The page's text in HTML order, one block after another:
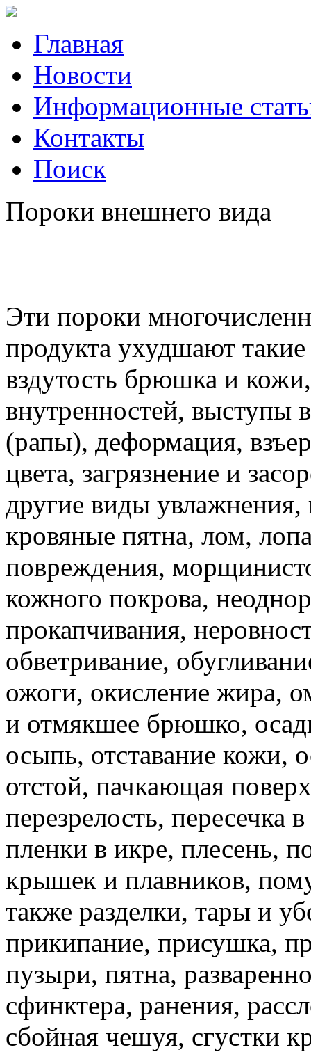
Главная
Новости
Информационные
Контакты
Поиск
Пороки внешнего вида
Эти пороки
продукта ухудшают
вздутость брюшка и
внутренностей, выступы
(рапы), деформация,
цвета, загрязнение и
другие виды увлажнения,
кровяные пятна, лом,
повреждения,
кожного покрова,
прокапчивания,
обветривание,
ожоги, окисление жира,
и отмякшее брюшко,
осыпь, отставание кожи,
отстой, пачкающая
перезрелость, пересечка
пленки в икре, плесень,
крышек и плавников,
также разделки, тары и
прикипание, присушка,
пузыри, пятна,
сфинктера, ранения,
сбойная чешуя, сгустки